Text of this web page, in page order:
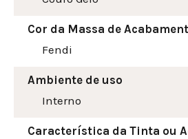
Cor da Massa de
Fendi
Ambiente de uso
Interno
Característica da Tinta ou